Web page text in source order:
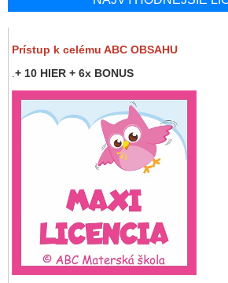
Prístup k celému ABC OBSAHU
+ 10 HIER + 6x BONUS